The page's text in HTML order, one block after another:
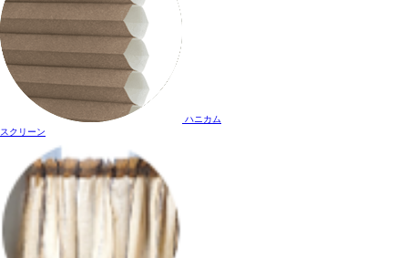
ハニカム
スクリーン